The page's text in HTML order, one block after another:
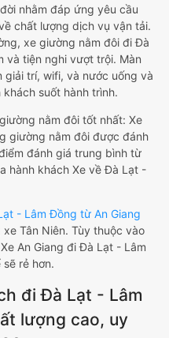
nhằm đáp ứng yêu cầu
chất lượng dịch vụ vận tải.
xe giường nằm đôi đi Đà
và tiện nghi vượt trội. Màn
giải trí, wifi, và nước uống và
suốt hành trình.
nằm đôi tốt nhất: Xe
giường nằm đôi được đánh
đánh giá trung bình từ
hành khách Xe về Đà Lạt -
- Lâm Đồng từ An Giang
Tân Niên. Tùy thuộc vào
An Giang đi Đà Lạt - Lâm
rẻ hơn.
đi Đà Lạt - Lâm
lượng cao, uy